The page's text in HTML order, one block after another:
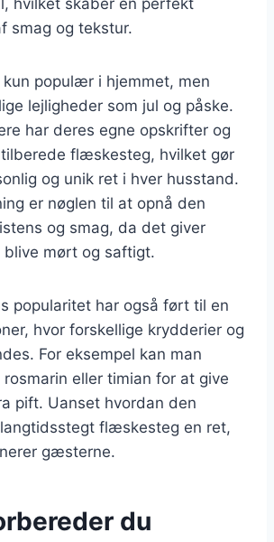
smag og tekstur.
kun populær i hjemmet, men
lejligheder som jul og påske.
har deres egne opskrifter og
flæskesteg, hvilket gør
og unik ret i hver husstand.
er nøglen til at opnå den
og smag, da det giver
mørt og saftigt.
popularitet har også ført til en
hvor forskellige krydderier og
For eksempel kan man
eller timian for at give
pift. Uanset hvordan den
flæskesteg en ret,
gæsterne.
du